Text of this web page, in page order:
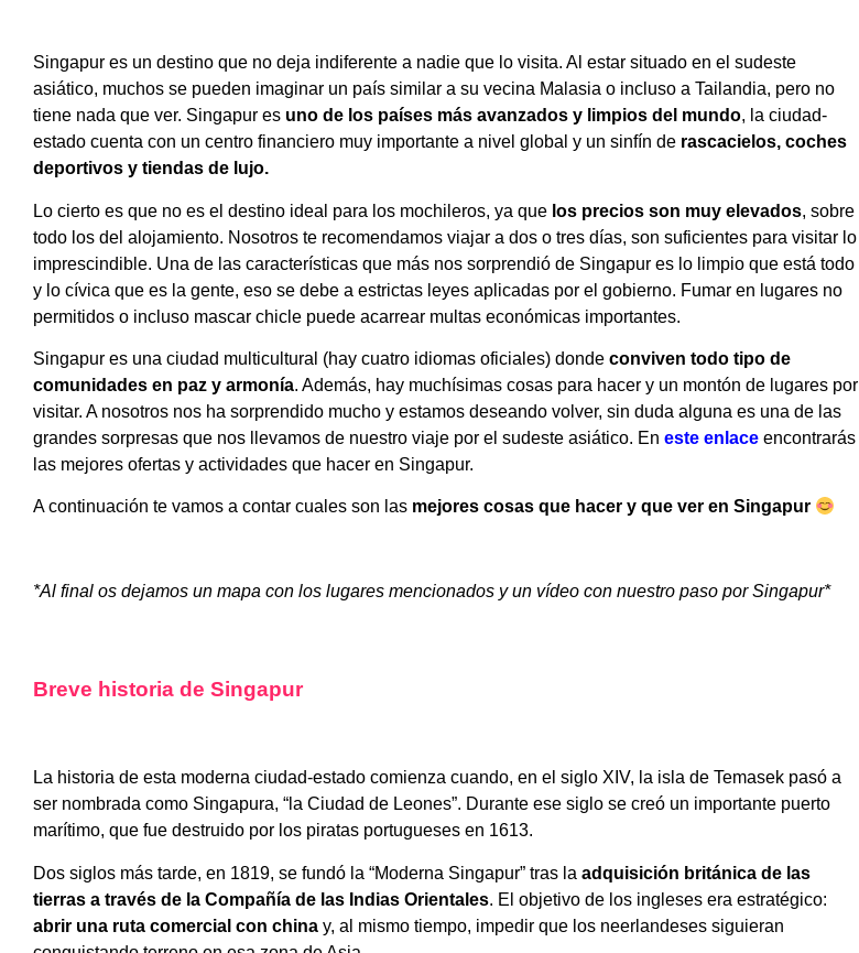
Singapur es un destino que no deja indiferente a nadie que lo visita. Al estar situado en el sudeste
asiático, muchos se pueden imaginar un país similar a su vecina Malasia o incluso a Tailandia, pero no
tiene nada que ver. Singapur es uno de los países más avanzados y limpios del mundo, la ciudad-
estado cuenta con un centro financiero muy importante a nivel global y un sinfín de rascacielos, coches
deportivos y tiendas de lujo.
Lo cierto es que no es el destino ideal para los mochileros, ya que los precios son muy elevados, sobre
todo los del alojamiento. Nosotros te recomendamos viajar a dos o tres días, son suficientes para visitar lo
imprescindible. Una de las características que más nos sorprendió de Singapur es lo limpio que está todo
y lo cívica que es la gente, eso se debe a estrictas leyes aplicadas por el gobierno. Fumar en lugares no
permitidos o incluso mascar chicle puede acarrear multas económicas importantes.
Singapur es una ciudad multicultural (hay cuatro idiomas oficiales) donde conviven todo tipo de
comunidades en paz y armonía. Además, hay muchísimas cosas para hacer y un montón de lugares por
visitar. A nosotros nos ha sorprendido mucho y estamos deseando volver, sin duda alguna es una de las
grandes sorpresas que nos llevamos de nuestro viaje por el sudeste asiático. En este enlace encontrarás
las mejores ofertas y actividades que hacer en Singapur.
A continuación te vamos a contar cuales son las mejores cosas que hacer y que ver en Singapur
*Al final os dejamos un mapa con los lugares mencionados y un vídeo con nuestro paso por Singapur*
Breve historia de Singapur
La historia de esta moderna ciudad-estado comienza cuando, en el siglo XIV, la isla de Temasek pasó a
ser nombrada como Singapura, “la Ciudad de Leones”. Durante ese siglo se creó un importante puerto
marítimo, que fue destruido por los piratas portugueses en 1613.
Dos siglos más tarde, en 1819, se fundó la “Moderna Singapur” tras la adquisición británica de las
tierras a través de la Compañía de las Indias Orientales. El objetivo de los ingleses era estratégico:
abrir una ruta comercial con china y, al mismo tiempo, impedir que los neerlandeses siguieran